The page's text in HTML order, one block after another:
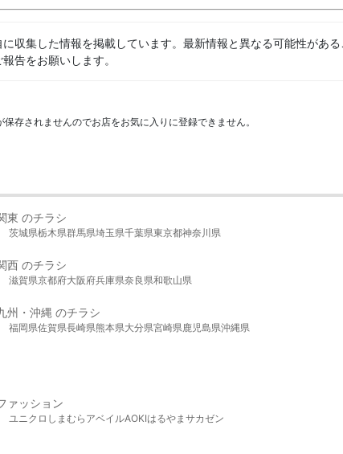
収集した情報を掲載しています。最新情報と異なる可能性があ
報告をお願いします。
存されませんのでお店をお気に入りに登録できません。
東 のチラシ
茨城県栃木県群馬県埼玉県千葉県東京都神奈川県
西 のチラシ
滋賀県京都府大阪府兵庫県奈良県和歌山県
州・沖縄 のチラシ
福岡県佐賀県長崎県熊本県大分県宮崎県鹿児島県沖縄県
ァッション
ユニクロ しまむら アベイルAOKIはるやま サカゼン